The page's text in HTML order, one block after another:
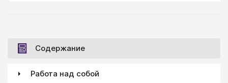
не доводит до конца начатое дело, забывает о
поручениях, ненавидит скучные и длинные задания и
последовательным и долго удерживать внимание на
Содержание
Работа над собой